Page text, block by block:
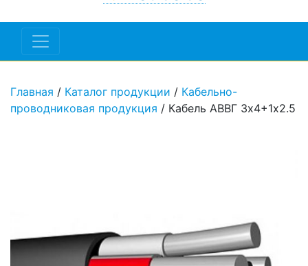
Главная / Каталог продукции / Кабельно-
проводниковая продукция / Кабель АВВГ 3х4+1х2.5